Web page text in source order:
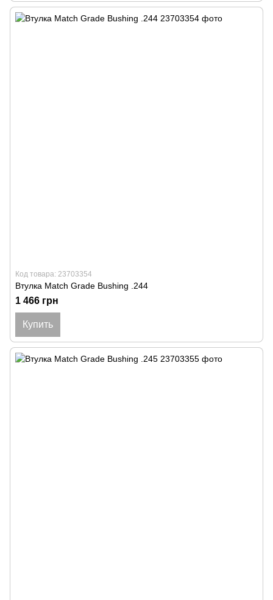
Код товара: 23703354
Втулка Match Grade Bushing .244
1 466 грн
Купить